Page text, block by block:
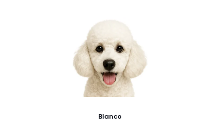
Blanco